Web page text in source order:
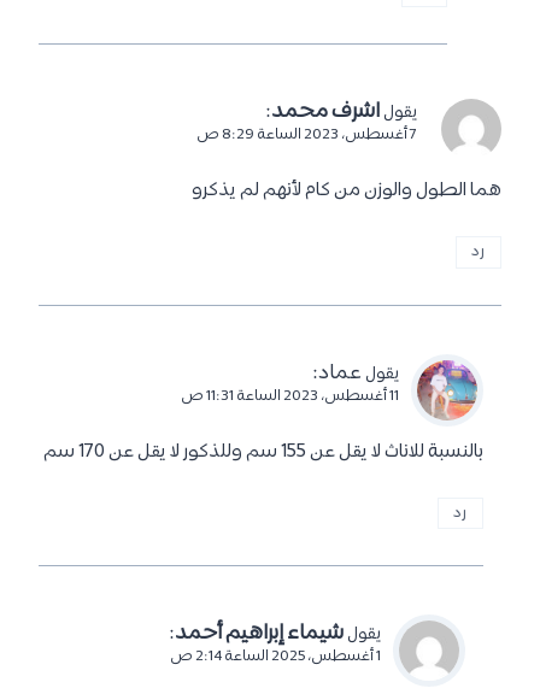
يقول اشرف محمد:
7 أغسطس، 2023 الساعة 8:29 ص
هما الطول والوزن من كام لأنهم لم يذكرو
رد
يقول عماد:
11 أغسطس، 2023 الساعة 11:31 ص
بالنسبة للاناث لا يقل عن 155 سم وللذكور لا يقل عن 170 سم
رد
يقول شيماء إبراهيم أحمد:
1 أغسطس، 2025 الساعة 2:14 ص